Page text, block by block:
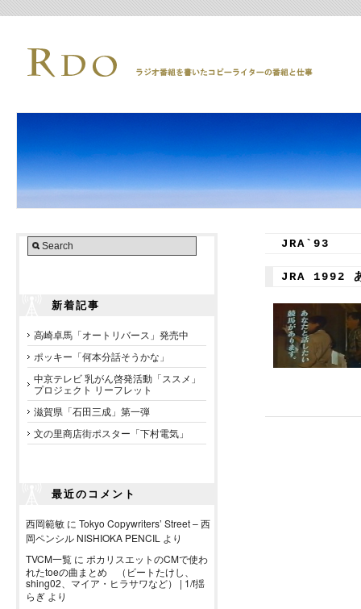
新着記事
高崎卓馬「オートリバース」発売中
ポッキー「何本分話そうかな」
中京テレビ 乳がん啓発活動「ススメ」
プロジェクト リーフレット
滋賀県「石田三成」第一弾
文の里商店街ポスター「下村電気」
最近のコメント
西岡範敏 に Tokyo Copywriters’ Street – 西
岡ペンシル NISHIOKA PENCIL より
TVCM一覧 に ポカリスエットのCMで使わ
れたtoeの曲まとめ （ビートたけし、
shing02、マイア・ヒラサワなど） | 1/f揺
らぎ より
JRA`93
JRA 1992